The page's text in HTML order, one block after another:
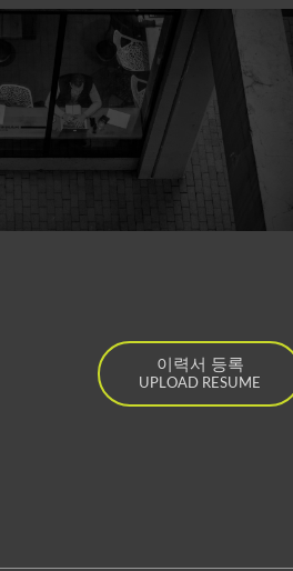
이력서 등록
UPLOAD RESUME